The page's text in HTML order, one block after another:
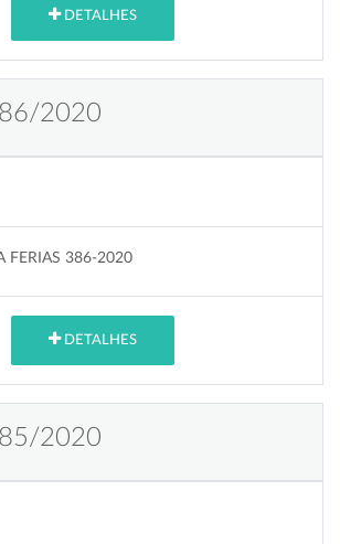
DETALHES
2020
FERIAS 386-2020
DETALHES
2020